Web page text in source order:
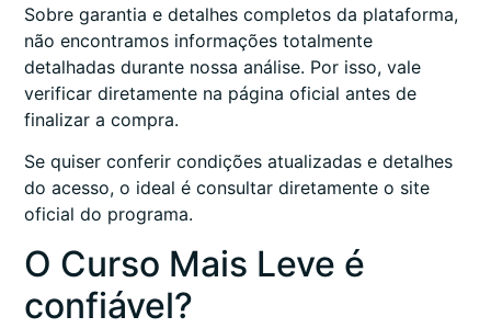
Sobre garantia e detalhes completos da plataforma,
não encontramos informações totalmente
detalhadas durante nossa análise. Por isso, vale
verificar diretamente na página oficial antes de
finalizar a compra.
Se quiser conferir condições atualizadas e detalhes
do acesso, o ideal é consultar diretamente o site
oficial do programa.
O Curso Mais Leve é
confiável?